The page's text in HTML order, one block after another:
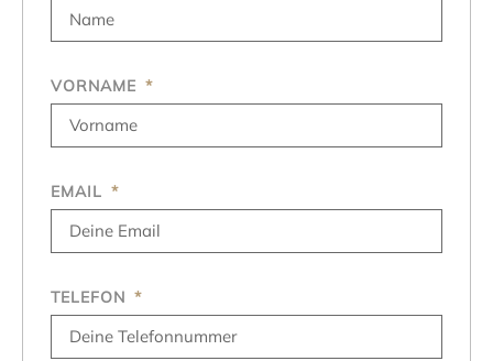
VORNAME
EMAIL
TELEFON